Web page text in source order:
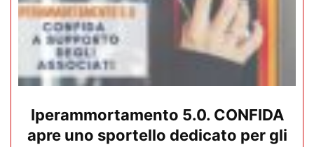
Iperammortamento 5.0. CONFIDA
apre uno sportello dedicato per gli